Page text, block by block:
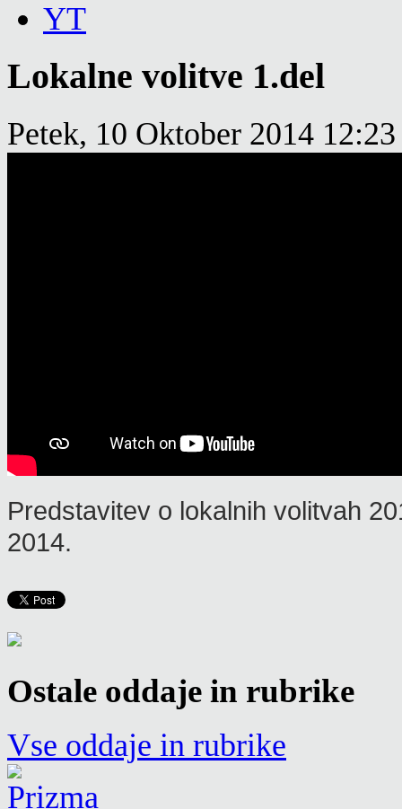
YT
Lokalne volitve 1.del
Petek, 10 Oktober 2014 12:23
Predstavitev o lokalnih volitvah
2014.
Ostale oddaje in rubrike
Vse oddaje in rubrike